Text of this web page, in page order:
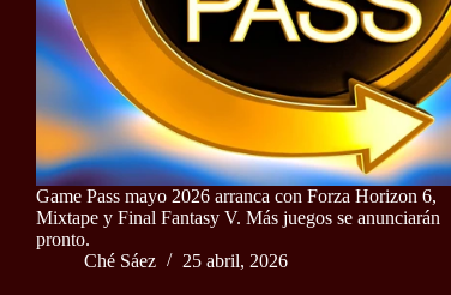
Game Pass mayo 2026 arranca con Forza Horizon 6,
Mixtape y Final Fantasy V. Más juegos se anunciarán
pronto.
Ché Sáez
25 abril, 2026